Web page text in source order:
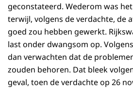
geconstateerd. Wederom was
terwijl, volgens de verdachte, de
goed zou hebben gewerkt.
last onder dwangsom op.
dan verwachten dat de
zouden behoren. Dat bleek
geval, toen de verdachte op 26